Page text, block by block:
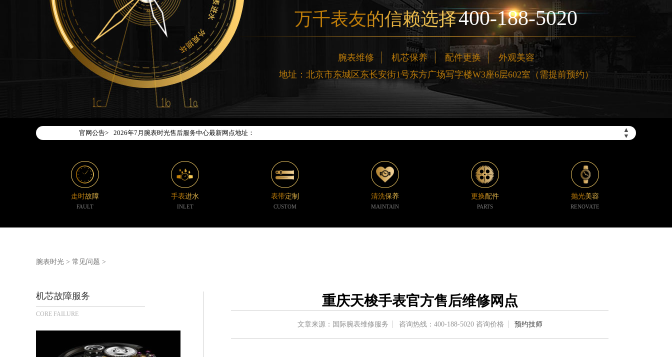
万千表友的信赖选择400-188-5020
腕表维修 机芯保养 配件更换
外观美容
地址：北京市东城区东长安街1号东方广场写字楼W3座6层602室（需提前预约）
官网公告>
▲
▼
2026年7月腕表时光中国区售后服务网络优化升级公告
2026年7月腕表时光全国官方售后客户服务热线：400-188-5020
腕表时光官方全国统一服务热线400-188-5020，服务覆盖中国大陆、香港、澳门、台湾全部区域（非大陆需加拨“+86”）
2026年7月腕表时光售后服务中心最新网点地址：
北京市朝阳区建国门外大街甲6号华熙国际中心写字楼D座11层1102室（需提前预约）
天津市和平区赤峰道136号天津国际金融中心写字楼26层2603室（需提前预约）
上海市徐汇区虹桥路3号港汇中心写字楼2座37层3705室（需提前预约）
上海市黄浦区南京东路299号宏伊国际广场写字楼8层806室（需提前预约）
宁波市江北区大闸南路500号来福士广场办公楼20层2009室（需提前预约）
金华市金东区东市南街777号金华万达广场写字楼4号楼22层2209室（需提前预约）
绍兴市越城区胜利东路379号世茂天际中心写字楼8层805室（需提前预约）
走时故障
FAULT
手表进水
INLET
表带定制
CUSTOM
清洗保养
MAINTAIN
更换配件
PARTS
抛光美容
RENOVATE
腕表时光 > 常见问题 >
机芯故障服务
CORE FAILURE
重庆天梭手表官方售后维修网点
文章来源：国际腕表维修服务 咨询热线： 400-188-5020咨询价格 预约技师